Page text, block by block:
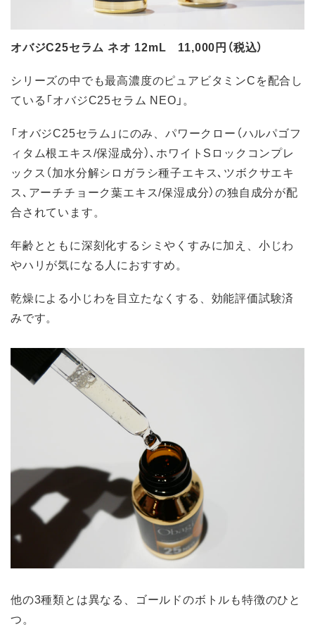
オバジC25セラム ネオ 12mL 11,000円（税込）
シリーズの中でも最高濃度のピュアビタミンCを配合し
ている「オバジC25セラム NEO」。
「オバジC25セラム」にのみ、パワークロー（ハルパゴフ
ィタム根エキス/保湿成分）､ホワイトSロックコンプレ
ックス（加水分解シロガラシ種子エキス､ツボクサエキ
ス､アーチチョーク葉エキス/保湿成分）の独自成分が配
合されています。
年齢とともに深刻化するシミやくすみに加え、小じわ
やハリが気になる人におすすめ。
乾燥による小じわを目立たなくする、効能評価試験済
みです。
他の3種類とは異なる、ゴールドのボトルも特徴のひと
つ。